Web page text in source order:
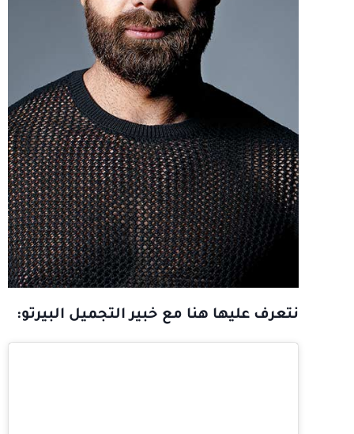
نتعرف عليها هنا مع خبير التجميل البيرتو: